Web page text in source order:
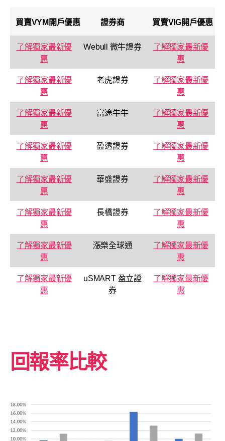
買賣VYM 開戶優惠 證券商 買賣VIG開戶優惠
了解獨家最新優
惠
Webull 微牛證券
了解獨家最新優
惠
了解獨家最新優
惠
老虎證券
了解獨家最新優
惠
了解獨家最新優
惠
富途牛牛
了解獨家最新優
惠
了解獨家最新優
惠
盈透證券
了解獨家最新優
惠
了解獨家最新優
惠
華盛證券
了解獨家最新優
惠
了解獨家最新優
惠
長橋證券
了解獨家最新優
惠
了解獨家最新優
惠
漲樂全球通
了解獨家最新優
惠
了解獨家最新優
惠
uSMART 盈立證
券
了解獨家最新優
惠
回報率比較